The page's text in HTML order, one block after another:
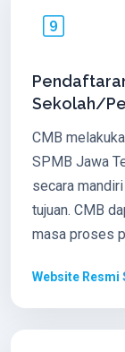
Sekolah/
CMB
SPMB Jawa
secara
tujuan. CMB
masa proses
Website